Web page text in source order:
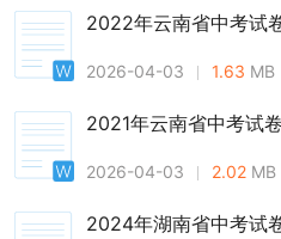
2022年云南省中考试
2026-04-03 1.63 MB
2021年云南省中考试
2026-04-03 2.02 MB
2024年湖南省中考试